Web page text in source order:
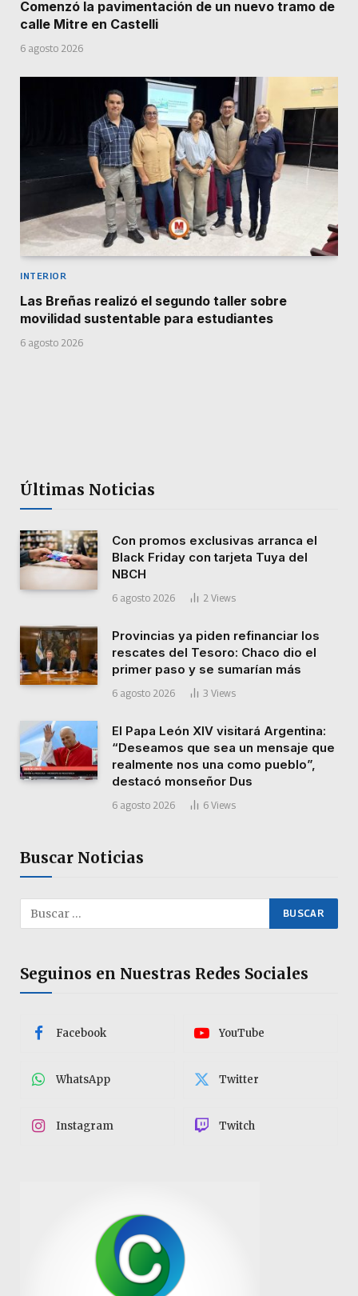
Comenzó la pavimentación de un nuevo tramo de
calle Mitre en Castelli
6 agosto 2026
INTERIOR
Las Breñas realizó el segundo taller sobre
movilidad sustentable para estudiantes
6 agosto 2026
Últimas Noticias
Con promos exclusivas arranca el
Black Friday con tarjeta Tuya del
NBCH
6 agosto 2026 2 Views
Provincias ya piden refinanciar los
rescates del Tesoro: Chaco dio el
primer paso y se sumarían más
6 agosto 2026 3 Views
El Papa León XIV visitará Argentina:
“Deseamos que sea un mensaje que
realmente nos una como pueblo”,
destacó monseñor Dus
6 agosto 2026 6 Views
Buscar Noticias
Seguinos en Nuestras Redes Sociales
Facebook YouTube
WhatsApp Twitter
Instagram Twitch